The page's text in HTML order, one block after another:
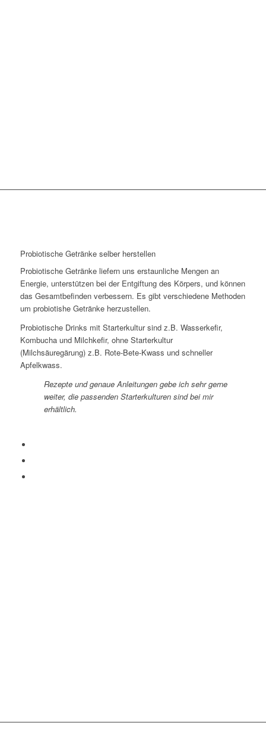
Probiotische Getränke selber herstellen
Probiotische Getränke liefern uns erstaunliche Mengen an
Energie, unterstützen bei der Entgiftung des Körpers, und können
das Gesamtbefinden verbessern. Es gibt verschiedene Methoden
um probiotishe Getränke herzustellen.
Probiotische Drinks mit Starterkultur sind z.B. Wasserkefir,
Kombucha und Milchkefir, ohne Starterkultur
(Milchsäuregärung) z.B. Rote-Bete-Kwass und schneller
Apfelkwass.
Rezepte und genaueAnleitungengebe ich sehr gerne
weiter, die passenden Starterkulturen sind bei mir
erhältlich.